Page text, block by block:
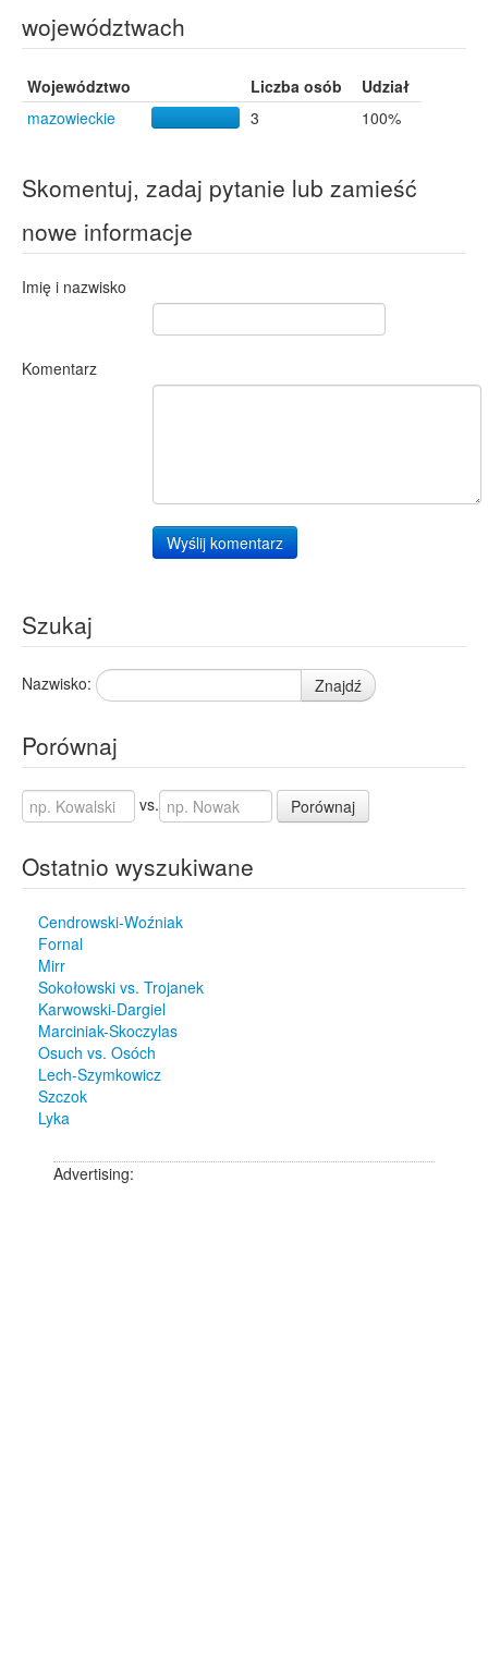
województwach
Województwo Liczba osób
Udział
mazowieckie
3 100%
Skomentuj, zadaj pytanie lub zamieść
nowe informacje
Imię i nazwisko
Komentarz
Wyślij komentarz
Szukaj
Nazwisko: Znajdź
Porównaj
vs. Porównaj
Ostatnio wyszukiwane
Cendrowski-Woźniak
Fornal
Mirr
Sokołowski vs. Trojanek
Karwowski-Dargiel
Marciniak-Skoczylas
Osuch vs. Osóch
Lech-Szymkowicz
Szczok
Lyka
Advertising: